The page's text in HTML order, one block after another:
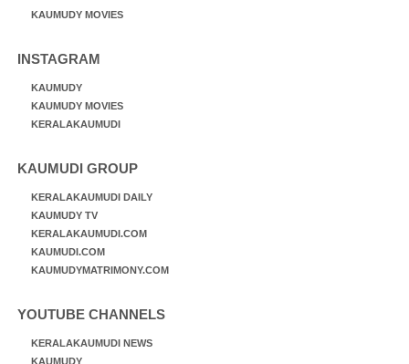
KAUMUDY MOVIES
INSTAGRAM
KAUMUDY
KAUMUDY MOVIES
KERALAKAUMUDI
KAUMUDI GROUP
KERALAKAUMUDI DAILY
KAUMUDY TV
KERALAKAUMUDI.COM
KAUMUDI.COM
KAUMUDYMATRIMONY.COM
YOUTUBE CHANNELS
KERALAKAUMUDI NEWS
KAUMUDY